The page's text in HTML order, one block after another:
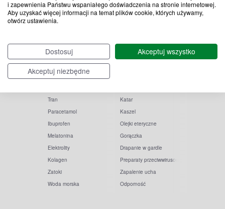
i zapewnienia Państwu wspaniałego doświadczenia na stronie internetowej.
Aby uzyskać więcej informacji na temat plików cookie, których używamy,
otwórz ustawienia.
Dostosuj
Akceptuj wszystko
Akceptuj niezbędne
Popularne zapytania
Witamina D
Witamina C
Tran
Paracetamol
Ibuprofen
Melatonina
Elektrolity
Kolagen
Zatoki
Woda morska
Przeziębienie i grypa
Katar
Kaszel
Olejki eteryczne
Gorączka
Drapanie w gardle
Preparaty przeciwwirusowe
Zapalenie ucha
Odporność